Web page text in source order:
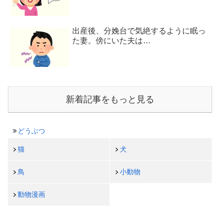
出産後、分娩台で気絶するように眠っ
た妻。傍にいた夫は…
新着記事をもっと見る
どうぶつ
猫 犬
鳥 小動物
動物漫画